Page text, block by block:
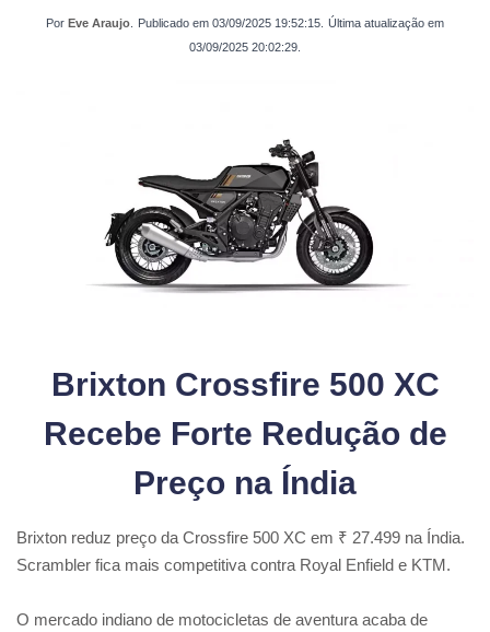
Por Eve Araujo Publicado em 03/09/2025 19:52:15 Última atualização em
03/09/2025 20:02:29
Brixton Crossfire 500 XC
Recebe Forte Redução de
Preço na Índia
Brixton reduz preço da Crossfire 500 XC em ₹ 27.499 na Índia.
Scrambler fica mais competitiva contra Royal Enfield e KTM.
O mercado indiano de motocicletas de aventura acaba de